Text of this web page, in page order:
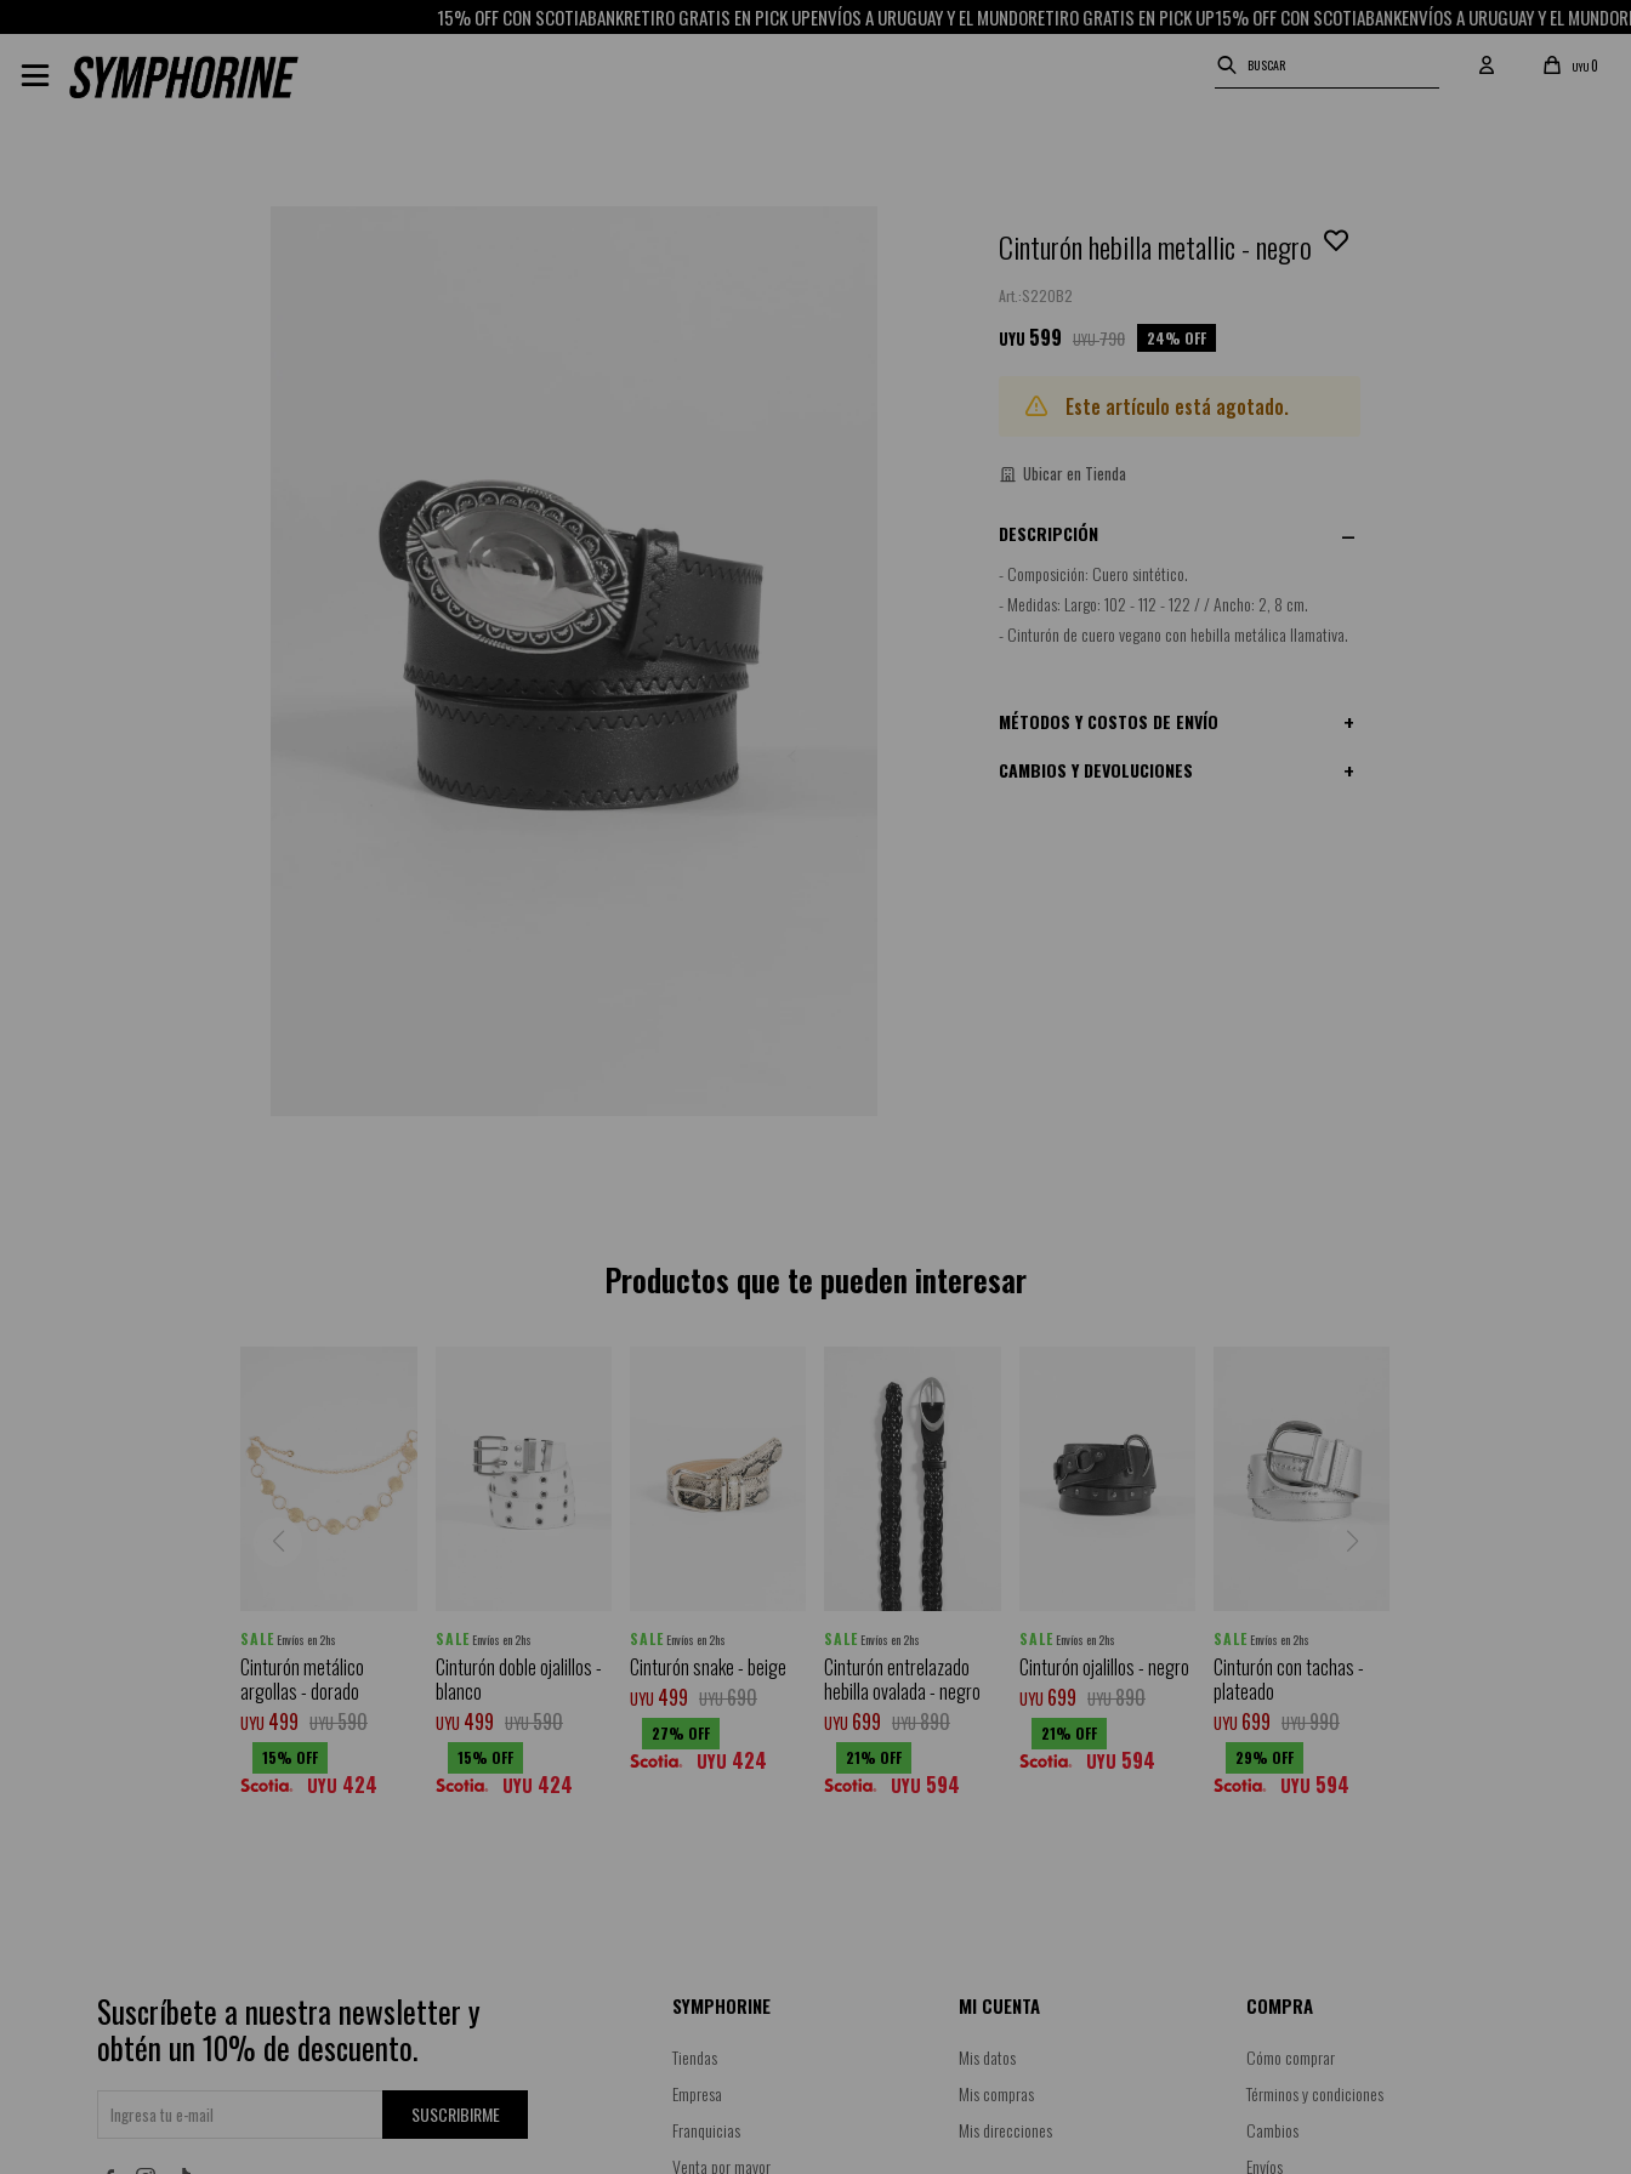
15% OFF CON SCOTIABANKRETIRO GRATIS EN PICK UPENVÍOS A URUGUAY Y EL MUNDORETIRO GRATIS EN PICK UP15% OFF CON SCOTIABANKENVÍOS A URUGUAY Y EL MUNDO
UYU0

Cinturón hebilla metallic - negro
S22OB2
UYU 599 UYU790 24
Este artículo está agotado.
Ubicar en Tienda
DESCRIPCIÓN
- Composición: Cuero sintético.
- Medidas: Largo: 102 - 112 - 122 / / Ancho: 2, 8 cm.
- Cinturón de cuero vegano con hebilla metálica llamativa.
MÉTODOS Y COSTOS DE ENVÍO
CAMBIOS Y DEVOLUCIONES
Productos que te pueden interesar
SALE Envíos en 2hs
Cinturón metálico
argollas - dorado
UYU 499 UYU590
15
UYU 424
SALE Envíos en 2hs
Cinturón doble ojalillos -
blanco
UYU 499 UYU590
15
UYU 424
SALE Envíos en 2hs
Cinturón snake - beige
UYU 499 UYU690
27
UYU 424
SALE Envíos en 2hs
Cinturón entrelazado
hebilla ovalada - negro
UYU 699 UYU890
21
UYU 594
SALE Envíos en 2hs
Cinturón ojalillos - negro
UYU 699 UYU890
21
UYU 594
SALE Envíos en 2hs
Cinturón con tachas -
plateado
UYU 699 UYU990
29
UYU 594
Suscríbete a nuestra newsletter y
obtén un 10% de descuento.
SUSCRIBIRME
SYMPHORINE
Tiendas
Empresa
Franquicias
Venta por mayor
MI CUENTA
Mis datos
Mis compras
Mis direcciones
COMPRA
Cómo comprar
Términos y condiciones
Cambios
Envíos